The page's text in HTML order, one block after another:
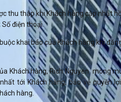
thu thập khi Khách hàng cập nhật
Số điện thoại.
khai báo của Khách hàng khi
Khách hàng, Rich Nguyen mong
tới Khách hàng, bảo vệ quyền
hàng.